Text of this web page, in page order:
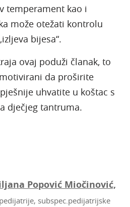
temperament kao i
može otežati kontrolu
bijesa“.
ovaj poduži članak, to
da proširite
uhvatite u koštac s
dječjeg tantruma.
Popović Miočinović,
subspec.pedijatrijske